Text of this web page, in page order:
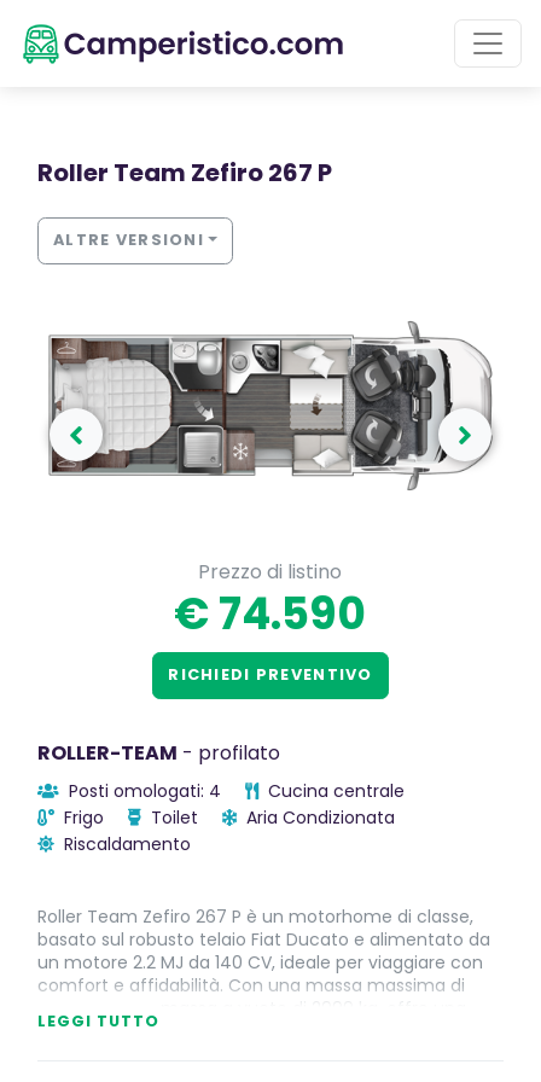
Roller Team Zefiro 267 P
ALTRE VERSIONI
Prezzo di listino
€ 74.590
RICHIEDI PREVENTIVO
ROLLER-TEAM - profilato
Posti omologati: 4
Cucina centrale
Frigo
Toilet
Aria Condizionata
Riscaldamento
Roller Team Zefiro 267 P è un motorhome di classe,
basato sul robusto telaio Fiat Ducato e alimentato da
un motore 2.2 MJ da 140 CV, ideale per viaggiare con
comfort e affidabilità. Con una massa massima di
combinazione ottimale di potenza e capacità di
LEGGI TUTTO